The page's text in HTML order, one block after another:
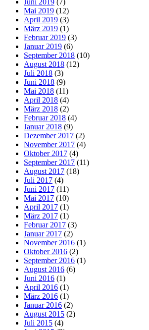
Juni 2019 (7)
Mai 2019 (12)
April 2019 (3)
März 2019 (1)
Februar 2019 (3)
Januar 2019 (6)
September 2018 (10)
August 2018 (12)
Juli 2018 (3)
Juni 2018 (9)
Mai 2018 (11)
April 2018 (4)
März 2018 (2)
Februar 2018 (4)
Januar 2018 (9)
Dezember 2017 (2)
November 2017 (4)
Oktober 2017 (4)
September 2017 (11)
August 2017 (18)
Juli 2017 (4)
Juni 2017 (11)
Mai 2017 (10)
April 2017 (1)
März 2017 (1)
Februar 2017 (3)
Januar 2017 (2)
November 2016 (1)
Oktober 2016 (2)
September 2016 (1)
August 2016 (6)
Juni 2016 (1)
April 2016 (1)
März 2016 (1)
Januar 2016 (2)
August 2015 (2)
Juli 2015 (4)